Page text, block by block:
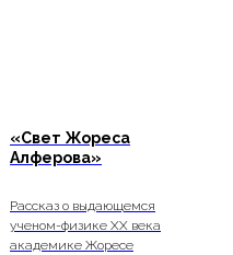
«Свет Жореса
Алферова»
Рассказ о выдающемся
ученом-физике ХХ века
академике Жоресе